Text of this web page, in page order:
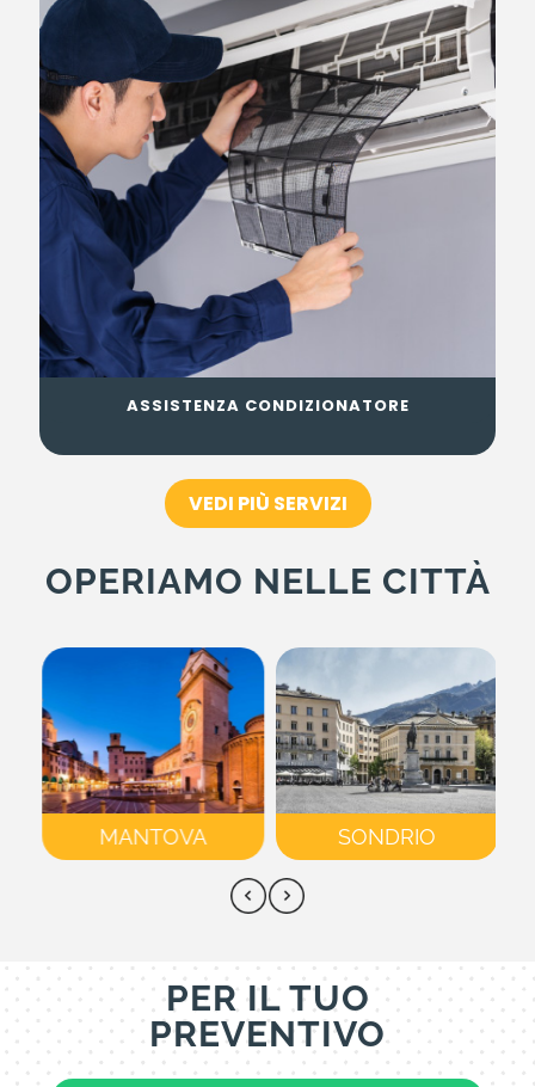
ASSISTENZA CONDIZIONATORE
VEDI PIÙ SERVIZI
OPERIAMO NELLE CITTÀ
SONDRIO CREMONA
PER IL TUO
PREVENTIVO